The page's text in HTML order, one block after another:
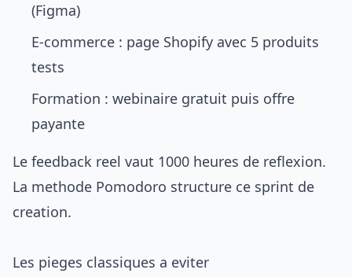
(Figma)
E-commerce : page Shopify avec 5 produits
tests
Formation : webinaire gratuit puis offre
payante
Le feedback reel vaut 1000 heures de reflexion.
La methode Pomodoro structure ce sprint de
creation.
Les pieges classiques a eviter